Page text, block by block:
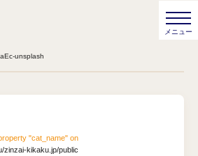
unsplash
"cat_name" on
zinzai-kikaku.jp/public